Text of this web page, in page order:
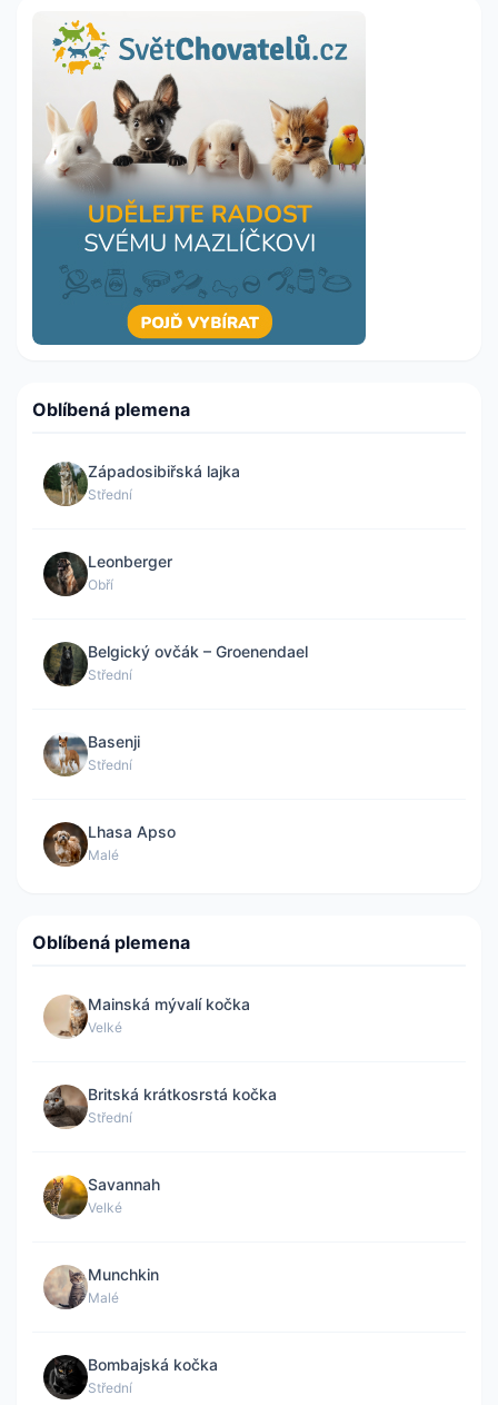
Oblíbená plemena
Západosibiřská lajka
Střední
Leonberger
Obří
Belgický ovčák – Groenendael
Střední
Basenji
Střední
Lhasa Apso
Malé
Oblíbená plemena
Mainská mývalí kočka
Velké
Britská krátkosrstá kočka
Střední
Savannah
Velké
Munchkin
Malé
Bombajská kočka
Střední